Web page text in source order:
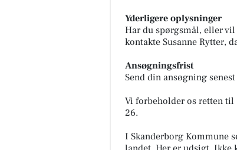
Yderligere oplysninger
Har du spørgsmål, eller
kontakte Susanne Rytter,
Ansøgningsfrist
Send din ansøgning
Vi forbeholder os retten til
26.
I Skanderborg Kommune